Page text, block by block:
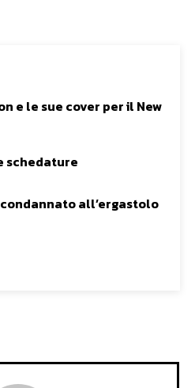
e le sue cover per il New
schedature
all’ergastolo